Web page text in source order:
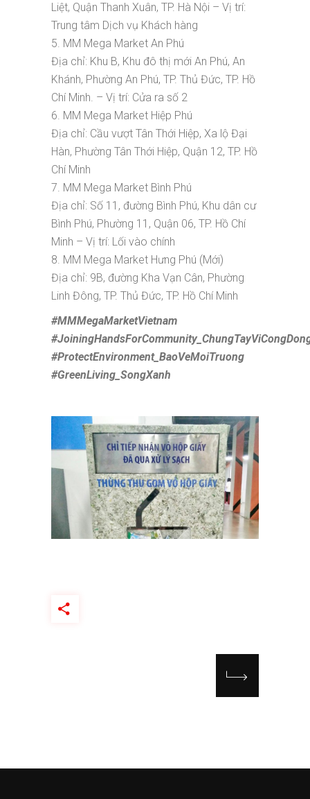
Liệt, Quận Thanh Xuân, TP. Hà Nội – Vị trí:
Trung tâm Dịch vụ Khách hàng
5. MM Mega Market An Phú
Địa chỉ: Khu B, Khu đô thị mới An Phú, An
Khánh, Phường An Phú, TP. Thủ Đức, TP. Hồ
Chí Minh. – Vị trí: Cửa ra số 2
6. MM Mega Market Hiệp Phú
Địa chỉ: Cầu vượt Tân Thới Hiệp, Xa lộ Đại
Hàn, Phường Tân Thới Hiệp, Quận 12, TP. Hồ
Chí Minh
7. MM Mega Market Bình Phú
Địa chỉ: Số 11, đường Bình Phú, Khu dân cư
Bình Phú, Phường 11, Quận 06, TP. Hồ Chí
Minh – Vị trí: Lối vào chính
8. MM Mega Market Hưng Phú (Mới)
Địa chỉ: 9B, đường Kha Vạn Cân, Phường
Linh Đông, TP. Thủ Đức, TP. Hồ Chí Minh
#MMMegaMarketVietnam
#ProtectEnvironment_BaoVeMoiTruong
#GreenLiving_SongXanh